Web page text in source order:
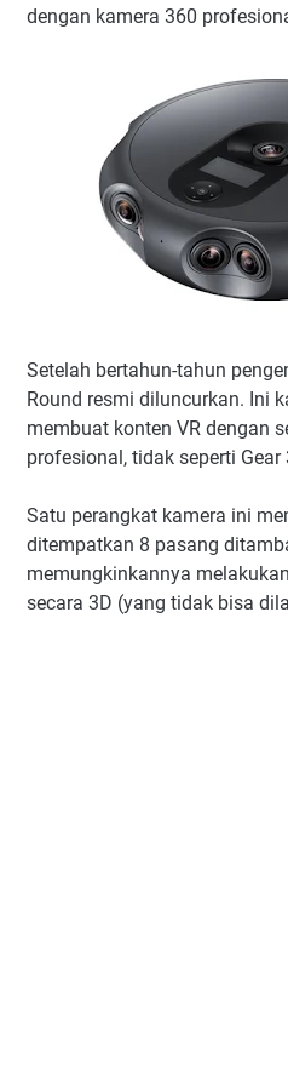
dengan kamera 360
Setelah bertahun-tahun
Round resmi diluncurkan. Ini
membuat konten VR dengan
profesional, tidak seperti Gear
Satu perangkat kamera ini
ditempatkan 8 pasang
memungkinkannya
secara 3D (yang tidak bisa